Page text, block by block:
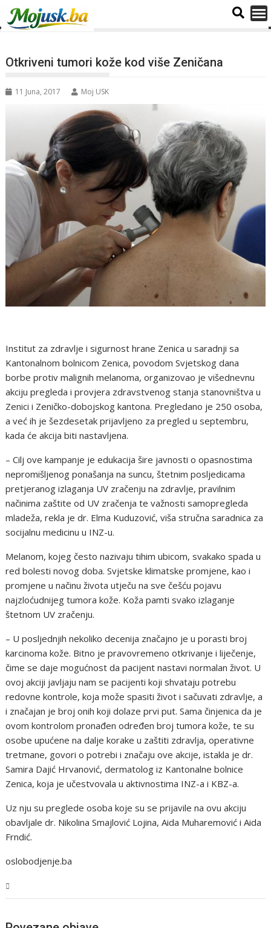
Otkriveni tumori kože kod više Zeničana
11 Juna, 2017 Moj USK
Institut za zdravlje i sigurnost hrane Zenica u saradnji sa
Kantonalnom bolnicom Zenica, povodom Svjetskog dana
borbe protiv malignih melanoma, organizovao je višednevnu
akciju pregleda i provjera zdravstvenog stanja stanovništva u
Zenici i Zeničko-dobojskog kantona. Pregledano je 250 osoba,
a već ih je šezdesetak prijavljeno za pregled u septembru,
kada će akcija biti nastavljena.
– Cilj ove kampanje je edukacija šire javnosti o opasnostima
nepromišljenog ponašanja na suncu, štetnim posljedicama
pretjeranog izlaganja UV zračenju na zdravlje, pravilnim
načinima zaštite od UV zračenja te važnosti samopregleda
mladeža, rekla je dr. Elma Kuduzović, viša stručna saradnica za
socijalnu medicinu u INZ-u.
Melanom, kojeg često nazivaju tihim ubicom, svakako spada u
red bolesti novog doba. Svjetske klimatske promjene, kao i
promjene u načinu života utječu na sve češću pojavu
najzloćudnijeg tumora kože. Koža pamti svako izlaganje
štetnom UV zračenju.
– U posljednjih nekoliko decenija značajno je u porasti broj
karcinoma kože. Bitno je pravovremeno otkrivanje i liječenje,
čime se daje mogućnost da pacijent nastavi normalan život. U
ovoj akciji javljaju nam se pacijenti koji shvataju potrebu
redovne kontrole, koja može spasiti život i sačuvati zdravlje, a
i značajan je broj onih koji dolaze prvi put. Sama činjenica da je
ovom kontrolom pronađen određen broj tumora kože, te su
osobe upućene na dalje korake u zaštiti zdravlja, operativne
tretmane, govori o potrebi i značaju ove akcije, istakla je dr.
Samira Dajić Hrvanović, dermatolog iz Kantonalne bolnice
Zenica, koja je učestvovala u aktivnostima INZ-a i KBZ-a.
Uz nju su preglede osoba koje su se prijavile na ovu akciju
obavljale dr. Nikolina Smajlović Lojina, Aida Muharemović i Aida
Frndić.
oslobodjenje.ba